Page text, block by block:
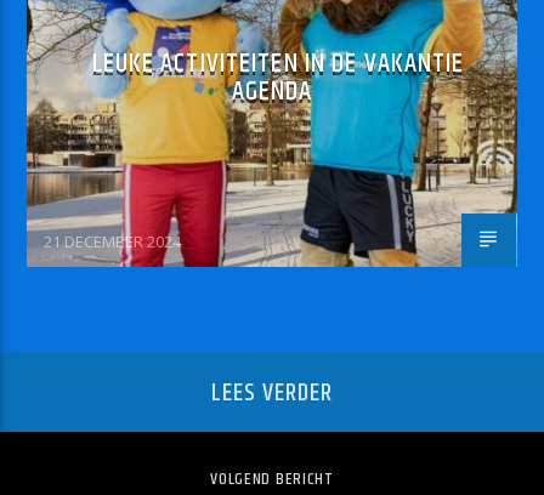
LEUKE ACTIVITEITEN IN DE VAKANTIE
AGENDA
21 DECEMBER 2024
LEES VERDER
VOLGEND BERICHT